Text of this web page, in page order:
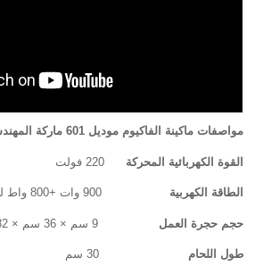
مواصفات ماكينة الفاكيوم موديل601 ماركة المهندس منسي
القوة الكهربائية المحركة 220 فولت
الطاقة الكهربية 900 وات +800 واط لحام
حجم حجرة العمل 9 سم × 36 سم × 32 سم
طول اللحام 30 سم